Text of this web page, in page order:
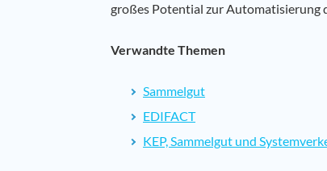
großes Potential zur Automatisierung
Verwandte Themen
Sammelgut
EDIFACT
KEP, Sammelgut und